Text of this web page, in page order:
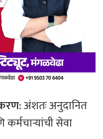
अंशतः अनुदानित
सेवा